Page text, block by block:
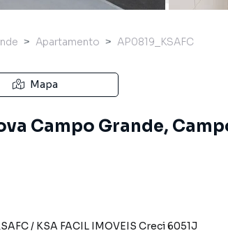
Apartamento AP0819_KSAFC
Mapa
Campo Grande,
/ KSA FACIL IMOVEIS Creci6051J